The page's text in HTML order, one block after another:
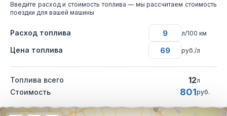
Введите расход и стоимость топлива — мы рассчитаем стоимость
поездки для вашей машины
Расход топлива л/100 км
Цена топлива руб./л
Топлива всего 12л
Стоимость 801руб.
Интерактивная карта автомобильного маршрута из города